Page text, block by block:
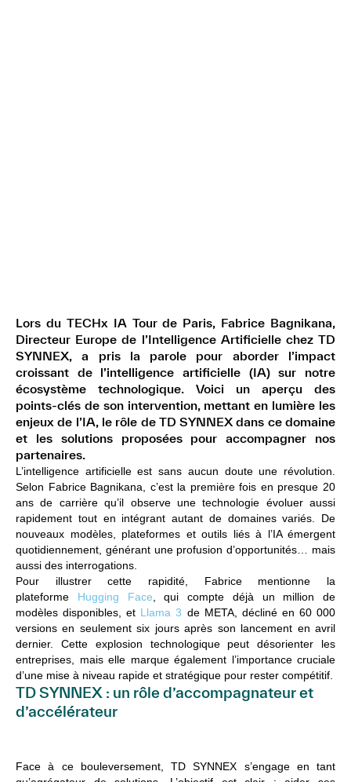
Lors du TECHx IA Tour de Paris, Fabrice Bagnikana,
Directeur Europe de l’Intelligence Artificielle chez TD
SYNNEX, a pris la parole pour aborder l’impact
croissant de l’intelligence artificielle (IA) sur notre
écosystème technologique. Voici un aperçu des
points-clés de son intervention, mettant en lumière les
enjeux de l’IA, le rôle de TD SYNNEX dans ce domaine
et les solutions proposées pour accompagner nos
partenaires.
L’intelligence artificielle est sans aucun doute une révolution.
Selon Fabrice Bagnikana, c’est la première fois en presque 20
ans de carrière qu’il observe une technologie évoluer aussi
rapidement tout en intégrant autant de domaines variés. De
nouveaux modèles, plateformes et outils liés à l’IA émergent
quotidiennement, générant une profusion d’opportunités… mais
aussi des interrogations.
Pour illustrer cette rapidité, Fabrice mentionne la
plateforme Hugging Face , qui compte déjà un million de
modèles disponibles, et Llama 3 de META, décliné en 60 000
versions en seulement six joursaprès son lancement en avril
dernier. Cette explosion technologique peut désorienter les
entreprises, mais elle marque également l’importance cruciale
d’une mise à niveau rapide et stratégique pour rester compétitif.
TD SYNNEX : un rôle d’accompagnateur et
d’accélérateur
Face à ce bouleversement, TD SYNNEX s’engage en tant